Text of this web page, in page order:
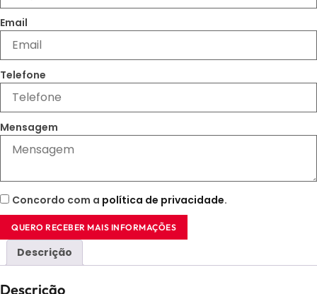
Email
Telefone
Mensagem
Concordo com a política de privacidade.
QUERO RECEBER MAIS INFORMAÇÕES
Descrição
Descrição